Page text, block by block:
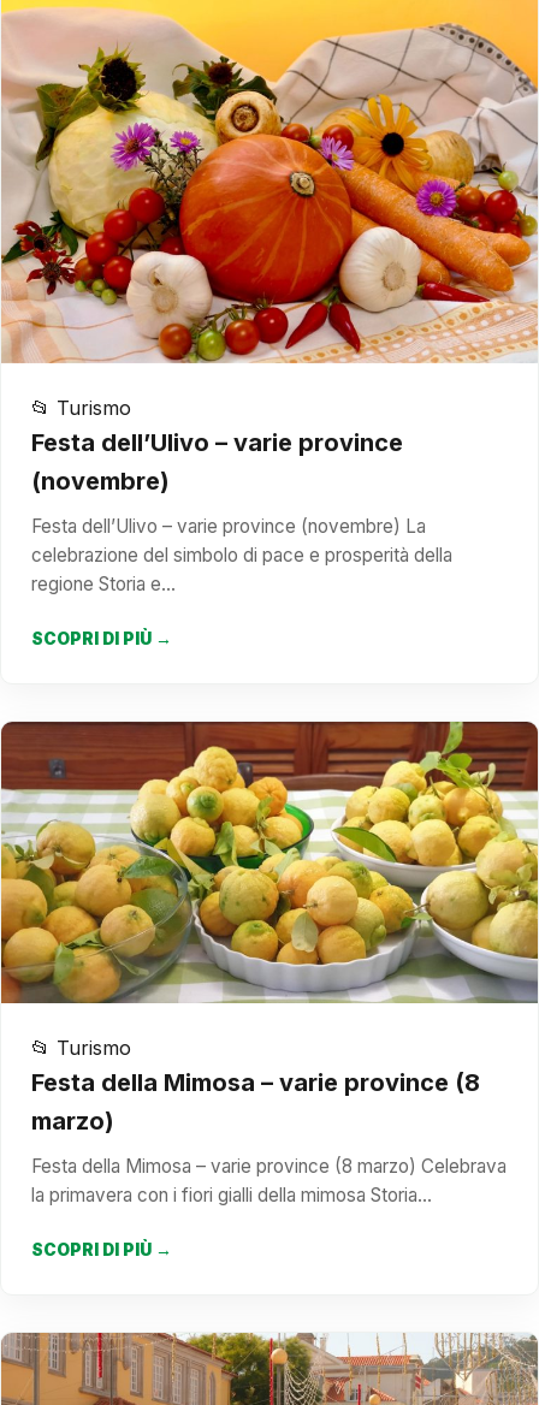
📂 Turismo
Festa dell’Ulivo – varie province
(novembre)
Festa dell’Ulivo – varie province (novembre) La
celebrazione del simbolo di pace e prosperità della
regione Storia e…
SCOPRI DI PIÙ →
📂 Turismo
Festa della Mimosa – varie province (8
marzo)
Festa della Mimosa – varie province (8 marzo) Celebrava
la primavera con i fiori gialli della mimosa Storia…
SCOPRI DI PIÙ →